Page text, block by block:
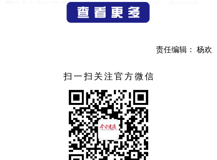
婴幼儿在家长陪伴下，跟随托管老师做健身操、趣味游戏
责任编辑： 杨欢
扫一扫关注官方微信